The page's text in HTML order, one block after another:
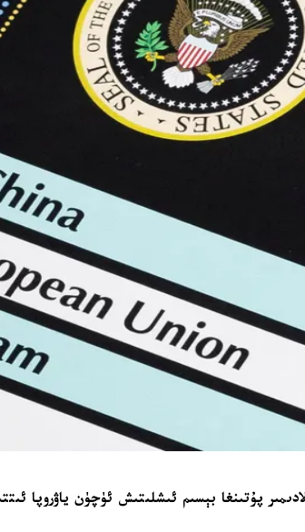
پۇتىنغا بېسىم ئىشلىتىش ئۈچۈن ياۋروپا